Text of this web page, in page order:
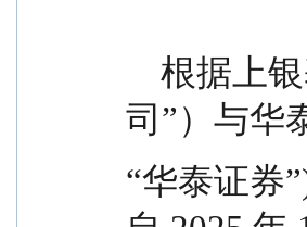
司”）与华
“华泰证券